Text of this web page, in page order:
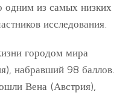
одним из самых низких
исследования.
городом мира
набравший 98 баллов.
Вена (Австрия),